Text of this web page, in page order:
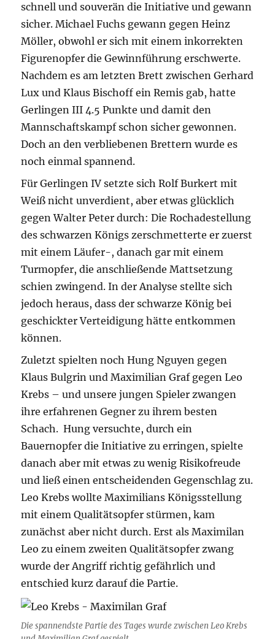
schnell und souverän die Initiative und gewann
sicher. Michael Fuchs gewann gegen Heinz
Möller, obwohl er sich mit einem inkorrekten
Figurenopfer die Gewinnführung erschwerte.
Nachdem es am letzten Brett zwischen Gerhard
Lux und Klaus Bischoff ein Remis gab, hatte
Gerlingen III 4.5 Punkte und damit den
Mannschaftskampf schon sicher gewonnen.
Doch an den verbliebenen Brettern wurde es
noch einmal spannend.
Für Gerlingen IV setzte sich Rolf Burkert mit
Weiß nicht unverdient, aber etwas glücklich
gegen Walter Peter durch: Die Rochadestellung
des schwarzen Königs zerschmetterte er zuerst
mit einem Läufer-, danach gar mit einem
Turmopfer, die anschließende Mattsetzung
schien zwingend. In der Analyse stellte sich
jedoch heraus, dass der schwarze König bei
geschickter Verteidigung hätte entkommen
können.
Zuletzt spielten noch Hung Nguyen gegen
Klaus Bulgrin und Maximilian Graf gegen Leo
Krebs – und unsere jungen Spieler zwangen
ihre erfahrenen Gegner zu ihrem besten
Schach. Hung versuchte, durch ein
Bauernopfer die Initiative zu erringen, spielte
danach aber mit etwas zu wenig Risikofreude
und ließ einen entscheidenden Gegenschlag zu.
Leo Krebs wollte Maximilians Königsstellung
mit einem Qualitätsopfer stürmen, kam
zunächst aber nicht durch. Erst als Maximilan
Leo zu einem zweiten Qualitätsopfer zwang
wurde der Angriff richtig gefährlich und
entschied kurz darauf die Partie.
Die spannendste Partie des Tages wurde zwischen Leo Krebs